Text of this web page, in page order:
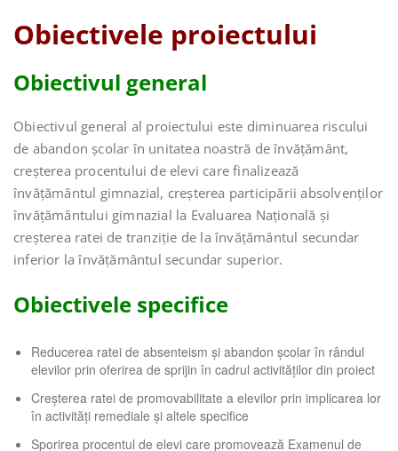
Obiectivele proiectului
Obiectivul general
Obiectivul general al proiectului este diminuarea riscului
de abandon școlar în unitatea noastră de învățământ,
creșterea procentului de elevi care finalizează
învățământul gimnazial, creșterea participării absolvenților
învățământului gimnazial la Evaluarea Națională și
creșterea ratei de tranziție de la învățământul secundar
inferior la învățământul secundar superior.
Obiectivele specifice
Reducerea ratei de absenteism și abandon școlar în rândul
elevilor prin oferirea de sprijin în cadrul activităților din proiect
Creșterea ratei de promovabilitate a elevilor prin implicarea lor
în activități remediale și altele specifice
Sporirea procentul de elevi care promovează Examenul de